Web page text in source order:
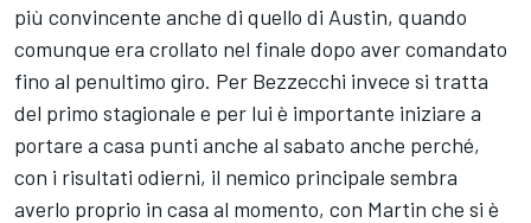
più convincente anche di quello di Austin, quando
comunque era crollato nel finale dopo aver comandato
fino al penultimo giro. Per Bezzecchi invece si tratta
del primo stagionale e per lui è importante iniziare a
portare a casa punti anche al sabato anche perché,
con i risultati odierni, il nemico principale sembra
averlo proprio in casa al momento, con Martin che si è